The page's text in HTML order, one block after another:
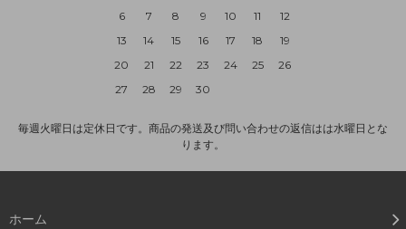
6
7 8 9 10 11
12
13
14 15 16 17 18
19
20
21 22 23 24 25
26
27
28 29 30
毎週火曜日は定休日です。商品の発送及び問い合わせの返信はは水曜日とな
ります。
ホーム